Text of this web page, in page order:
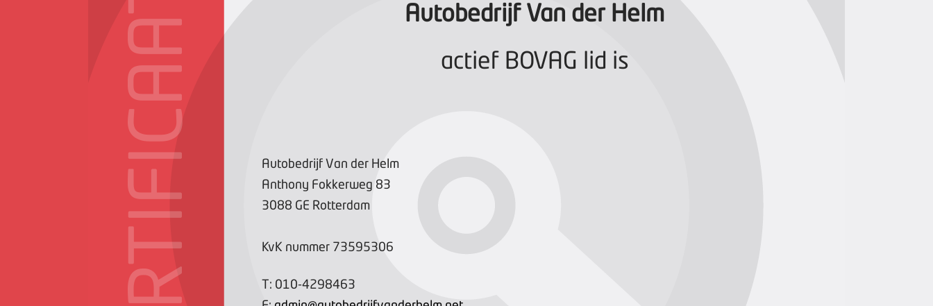
CERTIFICAAT
Autobedrijf Van der Helm
actief BOVAG lid is
Autobedrijf Van der Helm
Anthony Fokkerweg 83
3088 GE Rotterdam
KvK nummer 73595306
T: 010-4298463